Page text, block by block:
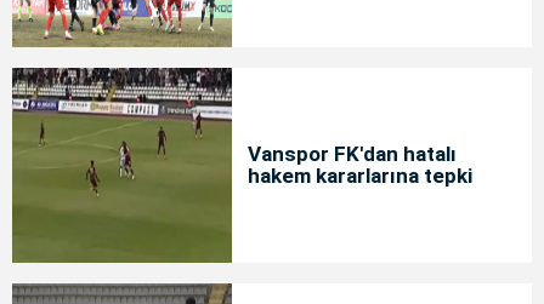
Vanspor FK'dan hatalı
hakem kararlarına tepki